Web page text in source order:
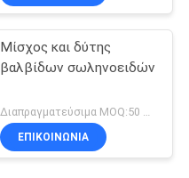
Μίσχος και δύτης
βαλβίδων σωληνοειδών
Διαπραγματεύσιμα MOQ:50 σετ
ΕΠΙΚΟΙΝΩΝΙΑ